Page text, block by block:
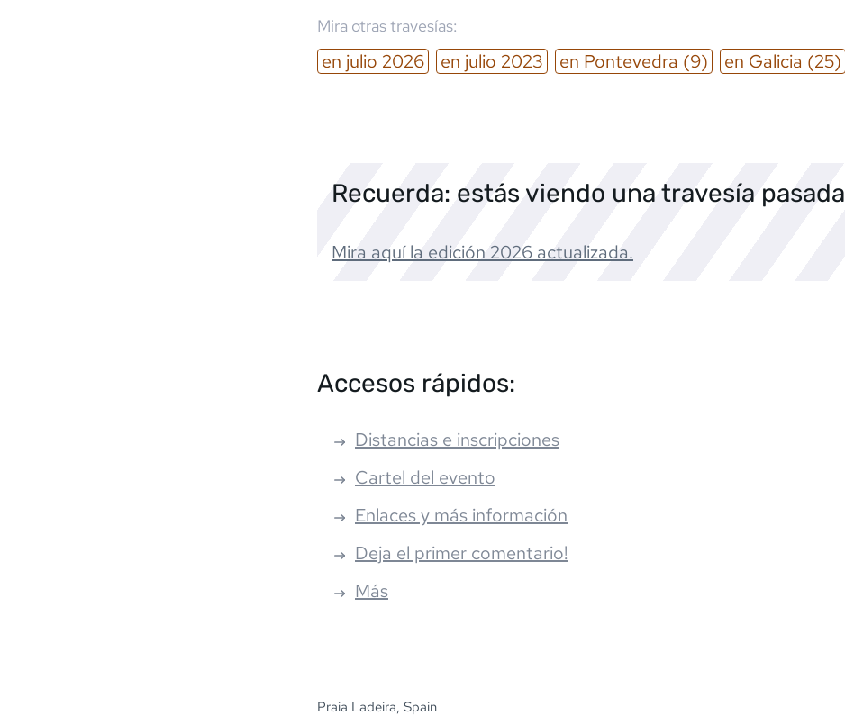
Mira otras travesías:
en julio 2026 en julio 2023 en Pontevedra (9) en Galicia (25)
Recuerda: estás viendo una travesía pasada
Mira aquí la edición 2026 actualizada.
Accesos rápidos:
Distancias e inscripciones
Cartel del evento
Enlaces y más información
Deja el primer comentario!
Más
Praia Ladeira, Spain